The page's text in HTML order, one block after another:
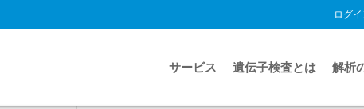
ログ
サービス 遺伝子検査とは 解析